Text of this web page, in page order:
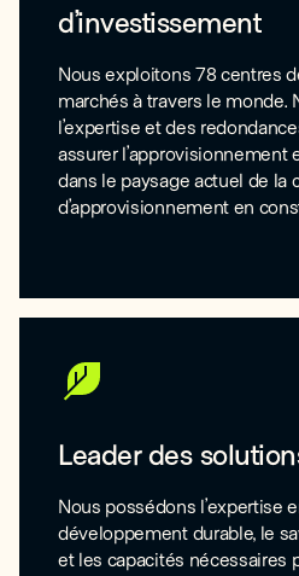
d’investissement
Nous exploitons 78 centres
marchés à travers le monde.
l’expertise et des
assurer l’approvisionnement
dans le paysage actuel de la
d’approvisionnement en
Leader des
Nous possédons l’expertise
développement durable, le
et les capacités nécessaires